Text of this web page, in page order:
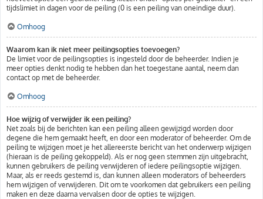
tijdslimiet in dagen voor de peiling (0 is een peiling van oneindige duur).
Omhoog
Waarom kan ik niet meer peilingsopties toevoegen?
De limiet voor de peilingsopties is ingesteld door de beheerder. Indien je
meer opties denkt nodig te hebben dan het toegestane aantal, neem dan
contact op met de beheerder.
Omhoog
Hoe wijzig of verwijder ik een peiling?
Net zoals bij de berichten kan een peiling alleen gewijzigd worden door
degene die hem gemaakt heeft, en door een moderator of beheerder. Om de
peiling te wijzigen moet je het allereerste bericht van het onderwerp wijzigen
(hieraan is de peiling gekoppeld). Als er nog geen stemmen zijn uitgebracht,
kunnen gebruikers de peiling verwijderen of iedere peilingsoptie wijzigen.
Maar, als er reeds gestemd is, dan kunnen alleen moderators of beheerders
hem wijzigen of verwijderen. Dit om te voorkomen dat gebruikers een peiling
maken en deze daarna vervalsen door de opties te wijzigen.